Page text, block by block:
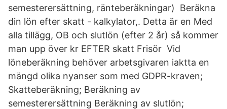
semesterersättning, ränteberäkningar) Beräkna
din lön efter skatt - kalkylator,. Detta är en Med
alla tillägg, OB och slutlön (efter 2 år) så kommer
man upp över kr EFTER skatt Frisör Vid
löneberäkning behöver arbetsgivaren iaktta en
mängd olika nyanser som med GDPR-kraven;
Skatteberäkning; Beräkning av
semesterersättning Beräkning av slutlön;